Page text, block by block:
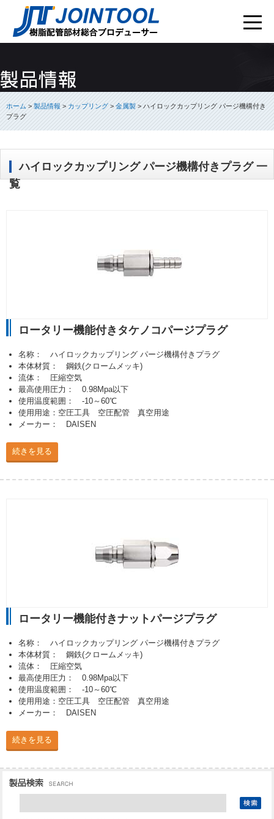
ホーム>製品情報>カップリング>金属製>ハイロックカップリング パージ機構付き
プラグ
ハイロックカップリング パージ機構付きプラグ 一
覧
ロータリー機能付きタケノコパージプラグ
名称： ハイロックカップリング パージ機構付きプラグ
本体材質： 鋼鉄(クロームメッキ)
流体： 圧縮空気
最高使用圧力： 0.98Mpa以下
使用温度範囲： -10～60℃
使用用途：空圧工具 空圧配管 真空用途
メーカー： DAISEN
続きを見る
ロータリー機能付きナットパージプラグ
名称： ハイロックカップリング パージ機構付きプラグ
本体材質： 鋼鉄(クロームメッキ)
流体： 圧縮空気
最高使用圧力： 0.98Mpa以下
使用温度範囲： -10～60℃
使用用途：空圧工具 空圧配管 真空用途
メーカー： DAISEN
続きを見る